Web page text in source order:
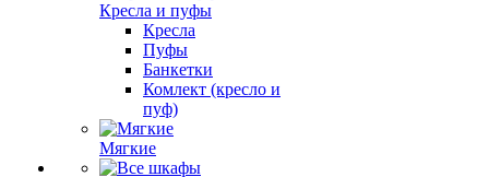
Кресла и пуфы
Кресла
Пуфы
Банкетки
Комлект (кресло и
пуф)
Мягкие